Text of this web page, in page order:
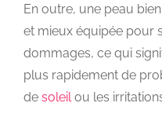
En outre, une peau bien
et mieux équipée pour
dommages, ce qui
plus rapidement de
de soleilou les